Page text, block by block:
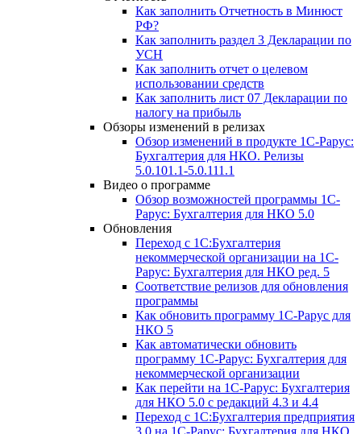
Как заполнить Отчетность в Минюст
РФ?
Как заполнить раздел 3 Декларации по
УСН
Как заполнить отчет о целевом
использовании средств
Как заполнить лист 07 Декларации по
налогу на прибыль
Обзоры изменений в релизах
Обзор изменений в продукте 1С-Рарус:
Бухгалтерия для НКО. Релизы
5.0.101.1-5.0.111.1
Видео о программе
Обзор возможностей программы 1С-
Рарус: Бухгалтерия для НКО 5.0
Обновления
Переход с 1С:Бухгалтерия
некоммерческой организации на 1С-
Рарус: Бухгалтерия для НКО ред. 5
Соответствие релизов для обновления
программы
Как обновить программу 1С-Рарус для
НКО 5
Как автоматически обновить
программу 1С-Рарус: Бухгалтерия для
некоммерческой организации
Как перейти на 1С-Рарус: Бухгалтерия
для НКО 5.0 с редакций 4.3 и 4.4
Переход с 1С:Бухгалтерия предприятия
3.0 на 1С-Рарус: Бухгалтерия для НКО